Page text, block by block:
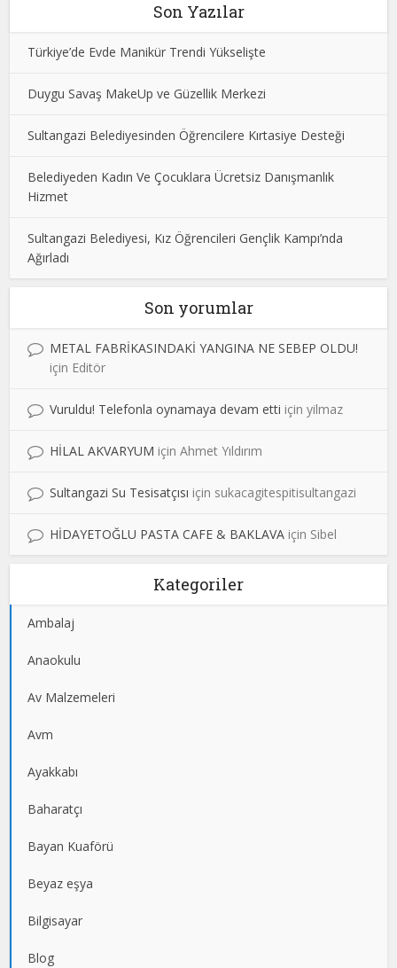
Son Yazılar
Türkiye’de Evde Manikür Trendi Yükselişte
Duygu Savaş MakeUp ve Güzellik Merkezi
Sultangazi Belediyesinden Öğrencilere Kırtasiye Desteği
Belediyeden Kadın Ve Çocuklara Ücretsiz Danışmanlık
Hizmet
Sultangazi Belediyesi, Kız Öğrencileri Gençlik Kampı’nda
Ağırladı
Son yorumlar
METAL FABRİKASINDAKİ YANGINA NE SEBEP OLDU!
için Editör
Vuruldu! Telefonla oynamaya devam etti içinyilmaz
HİLAL AKVARYUM içinAhmet Yıldırım
Sultangazi Su Tesisatçısı için sukacagitespitisultangazi
HİDAYETOĞLU PASTA CAFE & BAKLAVA için Sibel
Kategoriler
Ambalaj
Anaokulu
Av Malzemeleri
Avm
Ayakkabı
Baharatçı
Bayan Kuaförü
Beyaz eşya
Bilgisayar
Blog